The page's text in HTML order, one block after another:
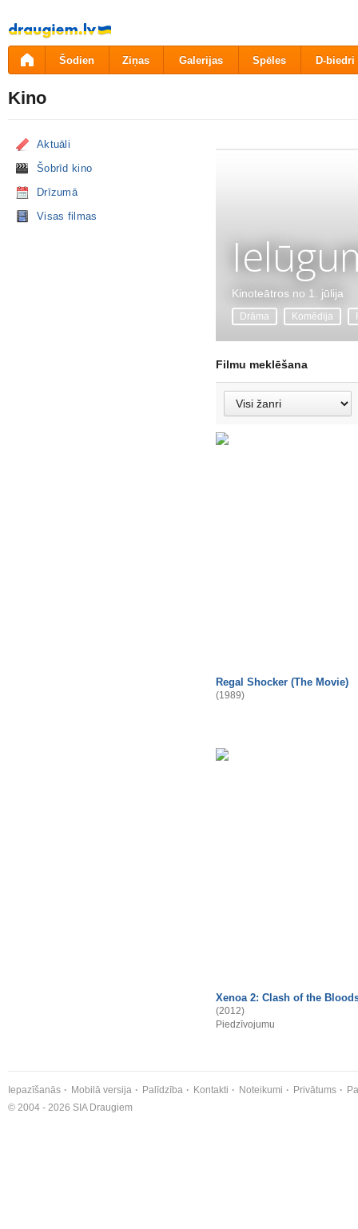
Pāriet
uz
saturu
Šodien Ziņas Galerijas Spēles D-biedri
Kino
Aktuāli
Šobrīd kino
Drīzumā
Visas filmas
Kinoteātros no 1. jūlija
Drāma Komēdija
Filmu meklēšana
Regal Shocker (The Movie)
(1989)
Xenoa 2: Clash of the
(2012)
Piedzīvojumu
Iepazīšanās Mobilā versija Palīdzība Kontakti Noteikumi Privātums
© 2004 - 2026 SIA Draugiem